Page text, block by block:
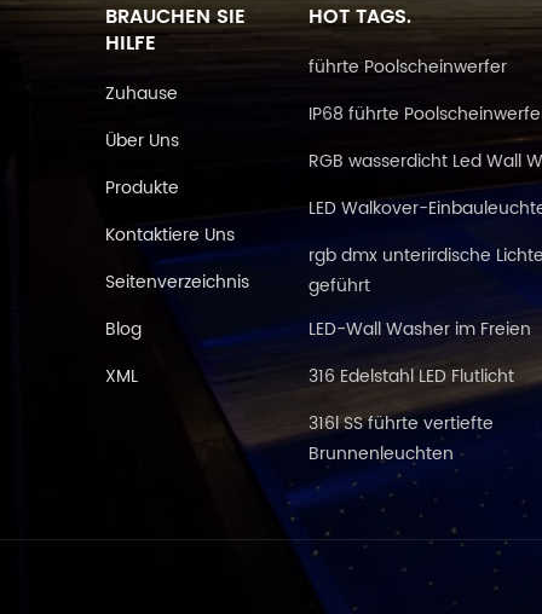
BRAUCHEN SIE
HILFE
Zuhause
Über Uns
Produkte
Kontaktiere Uns
Seitenverzeichnis
Blog
XML
HOT TAGS.
führte Poolscheinwerfer
IP68 führte
RGB wasserdicht Led Wall
LED Walkover-
rgb dmx unterirdische
geführt
LED-Wall Washer im Freien
316 Edelstahl LED Flutlicht
316l SS führte vertiefte
Brunnenleuchten